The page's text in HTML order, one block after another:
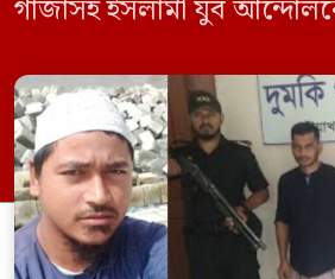
গাঁজাসহ ইসলামী যুব
ভিত্তিতে অভিযান চালিয়ে
এক সদস্যকে আটক করা হয়।
সূত্রে জানা গেছে, শুক্রবার
ভিত্তিতে র‍্যাব-৮, সিপিসি-১
[…]